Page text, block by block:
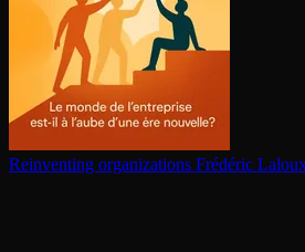
Reinventing or­ga­ni­za­tions Frédéric